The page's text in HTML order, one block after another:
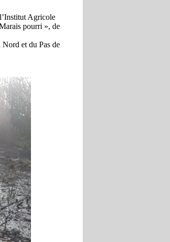
Agricole
pourri », de
Nord et du Pas de